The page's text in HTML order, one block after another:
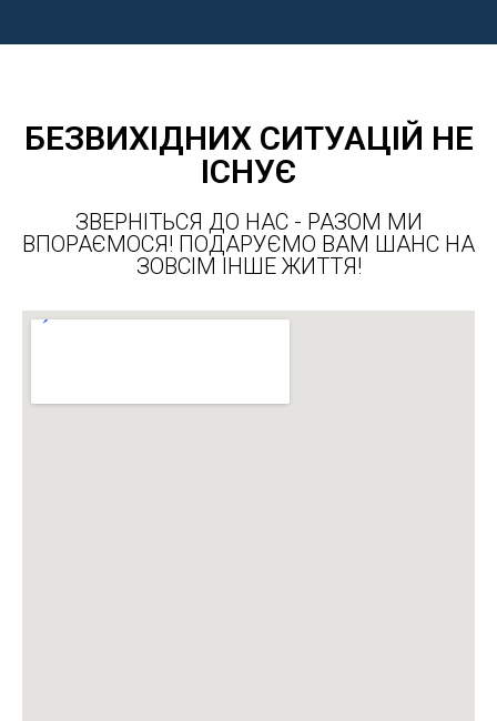
БЕЗВИХІДНИХ СИТУАЦІЙ НЕ
ІСНУЄ
ЗВЕРНІТЬСЯ ДО НАС - РАЗОМ МИ
ВПОРАЄМОСЯ! ПОДАРУЄМО ВАМ ШАНС НА
ЗОВСІМ ІНШЕ ЖИТТЯ!